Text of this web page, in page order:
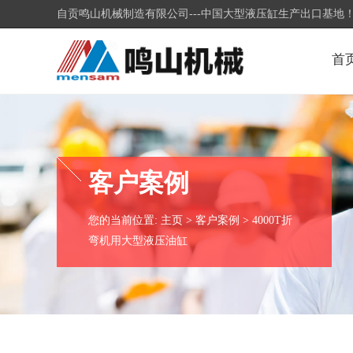
自贡鸣山机械制造有限公司---中国大型液压缸生产出口基地
首
客户案例
您的当前位置: 主页 >客户案例 > 4000T折
弯机用大型液压油缸